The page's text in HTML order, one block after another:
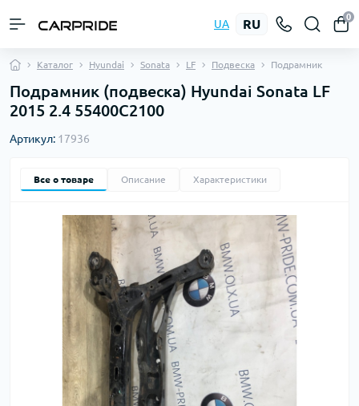
UA RU
0
Каталог Hyundai Sonata LF Подвеска Подрамник
Подрамник (подвеска) Hyundai Sonata LF
2015 2.4 55400C2100
Артикул: 17936
Все о товаре Описание Характеристики